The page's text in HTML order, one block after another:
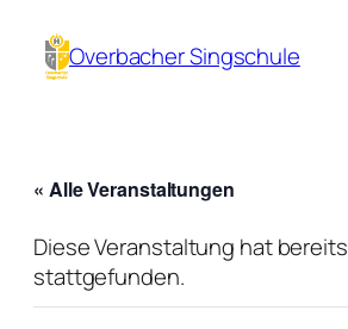
Overbacher Singschule
« Alle Veranstaltungen
Diese Veranstaltung hat bereits
stattgefunden.